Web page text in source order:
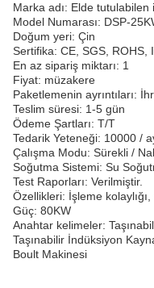
Marka adı: Elde tutulabilen
Model Numarası: DSP-
Doğum yeri: Çin
Sertifika: CE, SGS, ROHS,
En az sipariş miktarı: 1
Fiyat: müzakere
Paketlemenin ayrıntıları:
Teslim süresi: 1-5 gün
Ödeme Şartları: T/T
Tedarik Yeteneği: 10000 /
Çalışma Modu: Sürekli /
Soğutma Sistemi: Su
Test Raporları: Verilmiştir.
Özellikleri: İşleme kolaylığı,
Güç: 80KW
Anahtar kelimeler:
Taşınabilir İndüksiyon
Boult Makinesi